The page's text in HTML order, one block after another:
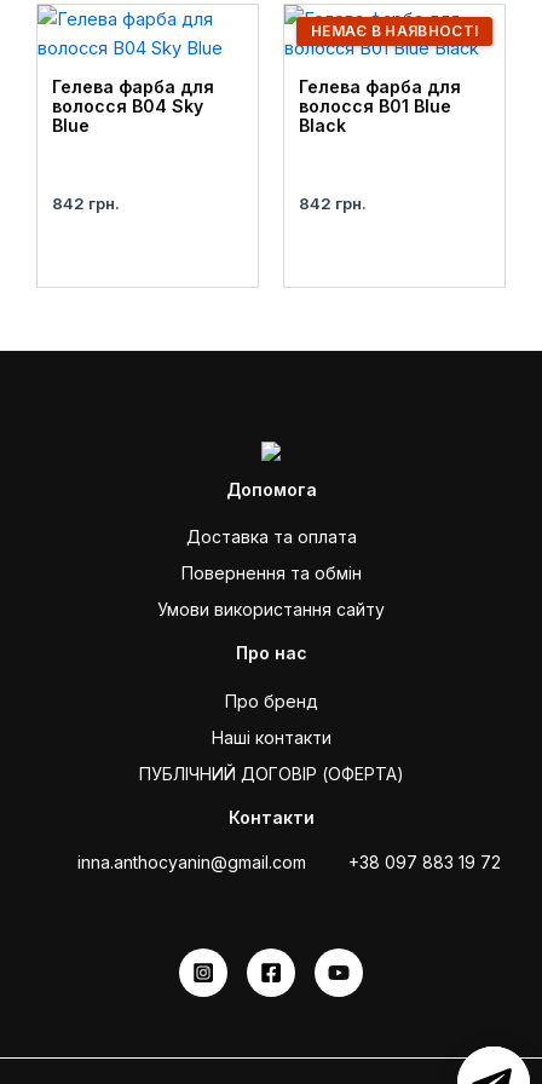
Гелева фарба для
волосся B04 Sky
Blue
842 грн.
Гелева фарба для
волосся B01 Blue
Black
НЕМАЄ В НАЯВНОСТІ
842 грн.
Допомога
Доставка та оплата
Повернення та обмін
Умови використання сайту
Про нас
Про бренд
Наші контакти
ПУБЛІЧНИЙ ДОГОВІР (ОФЕРТА)
Контакти
inna.anthocyanin@gmail.com +38 097 883 19 72